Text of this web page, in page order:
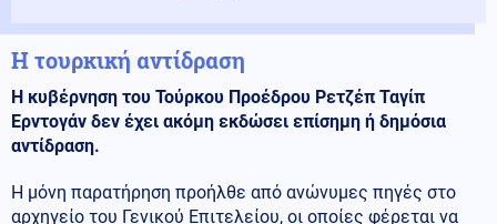
Η τουρκική αντίδραση
Η κυβέρνηση του Τούρκου Προέδρου Ρετζέπ Ταγίπ
Ερντογάν δεν έχει ακόμη εκδώσει επίσημη ή δημόσια
αντίδραση.
Η μόνη παρατήρηση προήλθε από ανώνυμες πηγές στο
αρχηγείο του Γενικού Επιτελείου, οι οποίες φέρεται να